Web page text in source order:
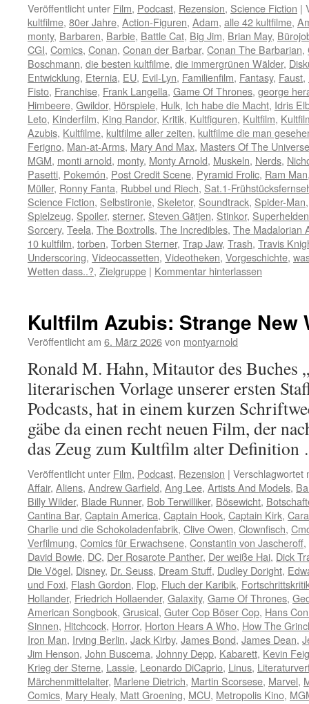
Veröffentlicht unter Film, Podcast, Rezension, Science Fiction |
kultfilme, 80er Jahre, Action-Figuren, Adam, alle 42 kultfilme,
monty, Barbaren, Barbie, Battle Cat, Big Jim, Brian May,
CGI, Comics, Conan, Conan der Barbar, Conan The Barbarian,
Boschmann, die besten kultfilme, die immergrünen Wälder,
Entwicklung, Eternia, EU, Evil-Lyn, Familienfilm, Fantasy, Faust,
Fisto, Franchise, Frank Langella, Game Of Thrones, george
Himbeere, Gwildor, Hörspiele, Hulk, Ich habe die Macht, Idris
Leto, Kinderfilm, King Randor, Kritik, Kultfiguren, Kultfilm,
Azubis, Kultfilme, kultfilme aller zeiten, kultfilme die man
Ferigno, Man-at-Arms, Mary And Max, Masters Of The Universe
MGM, monti arnold, monty, Monty Arnold, Muskeln, Nerds,
Pasetti, Pokemón, Post Credit Scene, Pyramid Frolic, Ram Man
Müller, Ronny Fanta, Rubbel und Riech, Sat.1-
Science Fiction, Selbstironie, Skeletor, Soundtrack, Spider-Man
Spielzeug, Spoiler, sterner, Steven Gätjen, Stinkor,
Sorcery, Teela, The Boxtrolls, The Incredibles, The Madalorian
10 kultfilm, torben, Torben Sterner, Trap Jaw, Trash, Travis
Underscoring, Videocassetten, Videotheken, Vorgeschichte,
Wetten dass..?, Zielgruppe | Kommentar hinterlassen
Kultfilm Azubis: Strange New
Veröffentlicht am 6. März 2026von montyarnold
Ronald M. Hahn, Mitautor des Buches
literarischen Vorlage unserer ersten
Podcasts, hat in einem kurzen
gäbe da einen recht neuen Film, der
das Zeug zum Kultfilm alter
Veröffentlicht unter Film, Podcast, Rezension | Verschlagwortet
Affair, Aliens, Andrew Garfield, Ang Lee, Artists And Models,
Billy Wilder, Blade Runner, Bob Terwilliker, Bösewicht,
Cantina Bar, Captain America, Captain Hook, Captain Kirk,
Charlie und die Schokoladenfabrik, Clive Owen, Clownfisch,
Verfilmung, Comics für Erwachsene, Constantin von Jascheroff,
David Bowie, DC, Der Rosarote Panther, Der weiße Hai, Dick
Die Vögel, Disney, Dr. Seuss, Dream Stuff, Dudley Doright,
und Foxi, Flash Gordon, Flop, Fluch der Karibik,
Hollander, Friedrich Hollaender, Galaxity, Game Of Thrones,
American Songbook, Grusical, Guter Cop Böser Cop, Hans
Sinnen, Hitchcock, Horror, Horton Hears A Who, How The
Iron Man, Irving Berlin, Jack Kirby, James Bond, James Dean,
Jim Henson, John Buscema, Johnny Depp, Kabarett, Kevin
Krieg der Sterne, Lassie, Leonardo DiCaprio, Linus,
Märchenmittelalter, Marlene Dietrich, Martin Scorsese, Marvel,
Comics, Mary Healy, Matt Groening, MCU, Metropolis Kino,